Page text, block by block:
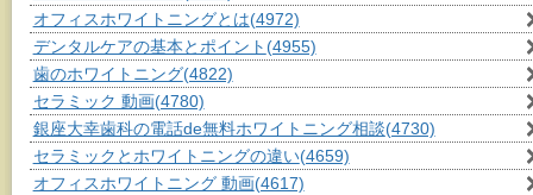
オフィスホワイトニングとは(4972)
デンタルケアの基本とポイント (4955)
歯のホワイトニング(4822)
セラミック 動画(4780)
銀座大幸歯科の電話de無料ホワイトニング相談(4730)
セラミックとホワイトニングの違い(4659)
オフィスホワイトニング 動画(4617)